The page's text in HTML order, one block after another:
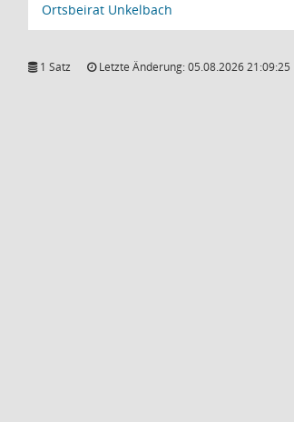
Ortsbeirat Unkelbach
1 Satz Letzte Änderung: 05.08.2026 21:09:25